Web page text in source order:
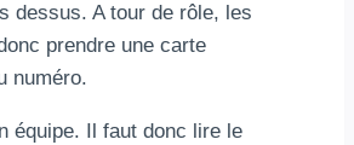
dessus. A tour de rôle, les
prendre une carte
numéro.
équipe. Il faut donc lire le